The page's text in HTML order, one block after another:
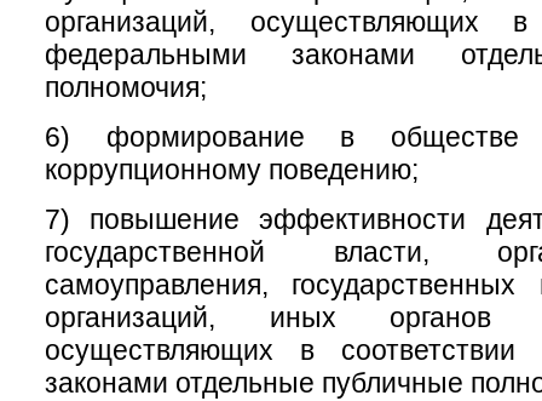
организаций, осуществляющих
федеральными законами
полномочия;
6) формирование в обществе
коррупционному поведению;
7) повышение эффективности
государственной власти,
самоуправления,
организаций, иных органов
осуществляющих в
законами отдельные публичные